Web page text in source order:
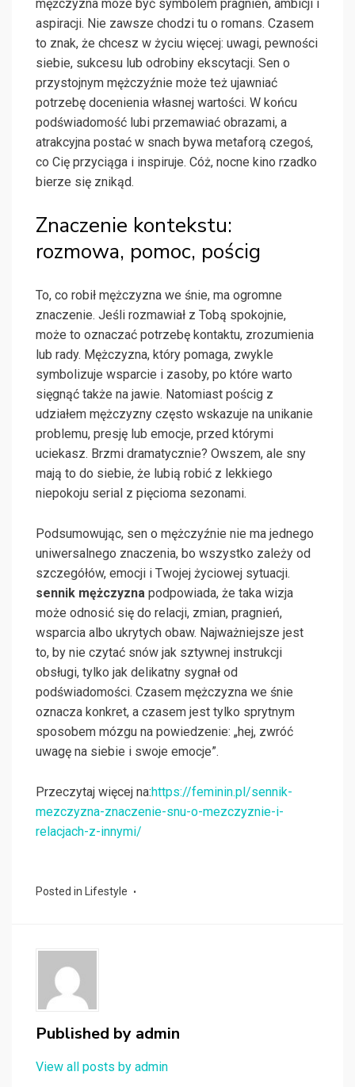
mężczyzna może być symbolem pragnień, ambicji i
aspiracji. Nie zawsze chodzi tu o romans. Czasem
to znak, że chcesz w życiu więcej: uwagi, pewności
siebie, sukcesu lub odrobiny ekscytacji. Sen o
przystojnym mężczyźnie może też ujawniać
potrzebę docenienia własnej wartości. W końcu
podświadomość lubi przemawiać obrazami, a
atrakcyjna postać w snach bywa metaforą czegoś,
co Cię przyciąga i inspiruje. Cóż, nocne kino rzadko
bierze się znikąd.
Znaczenie kontekstu:
rozmowa, pomoc, pościg
To, co robił mężczyzna we śnie, ma ogromne
znaczenie. Jeśli rozmawiał z Tobą spokojnie,
może to oznaczać potrzebę kontaktu, zrozumienia
lub rady. Mężczyzna, który pomaga, zwykle
symbolizuje wsparcie i zasoby, po które warto
sięgnąć także na jawie. Natomiast pościg z
udziałem mężczyzny często wskazuje na unikanie
problemu, presję lub emocje, przed którymi
uciekasz. Brzmi dramatycznie? Owszem, ale sny
mają to do siebie, że lubią robić z lekkiego
niepokoju serial z pięcioma sezonami.
Podsumowując, sen o mężczyźnie nie ma jednego
uniwersalnego znaczenia, bo wszystko zależy od
szczegółów, emocji i Twojej życiowej sytuacji.
sennik mężczyzna podpowiada, że taka wizja
może odnosić się do relacji, zmian, pragnień,
wsparcia albo ukrytych obaw. Najważniejsze jest
to, by nie czytać snów jak sztywnej instrukcji
obsługi, tylko jak delikatny sygnał od
podświadomości. Czasem mężczyzna we śnie
oznacza konkret, a czasem jest tylko sprytnym
sposobem mózgu na powiedzenie: „hej, zwróć
uwagę na siebie i swoje emocje”.
Przeczytaj więcej na:https://feminin.pl/sennik-
mezczyzna-znaczenie-snu-o-mezczyznie-i-
relacjach-z-innymi/
Posted in Lifestyle
Published by admin
View all posts by admin